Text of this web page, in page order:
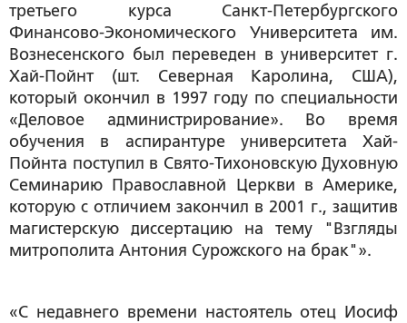
третьего курса Санкт-Петербургского
Финансово-Экономического Университета им.
Вознесенского был переведен в университет г.
Хай-Пойнт (шт. Северная Каролина, США),
который окончил в 1997 году по специальности
«Деловое администрирование». Во время
обучения в аспирантуре университета Хай-
Пойнта поступил в Свято-Тихоновскую Духовную
Семинарию Православной Церкви в Америке,
которую с отличием закончил в 2001 г., защитив
магистерскую диссертацию на тему "Взгляды
митрополита Антония Сурожского на брак"».
«С недавнего времени настоятель отец Иосиф